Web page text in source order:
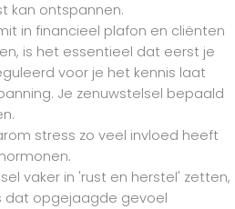
kan ontspannen.
in financieel plafon en cliënten
is het essentieel dat eerst je
voor je het kennis laat
Je zenuwstelsel bepaald
stress zo veel invloed heeft
vaker in 'rust en herstel' zetten,
dat opgejaagde gevoel